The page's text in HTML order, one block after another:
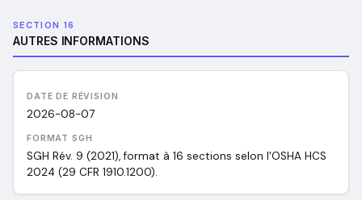
SECTION 16
AUTRES INFORMATIONS
DATE DE RÉVISION
2026-08-07
FORMAT SGH
SGH Rév. 9 (2021), format à 16 sections selon l'OSHA HCS
2024 (29 CFR 1910.1200).